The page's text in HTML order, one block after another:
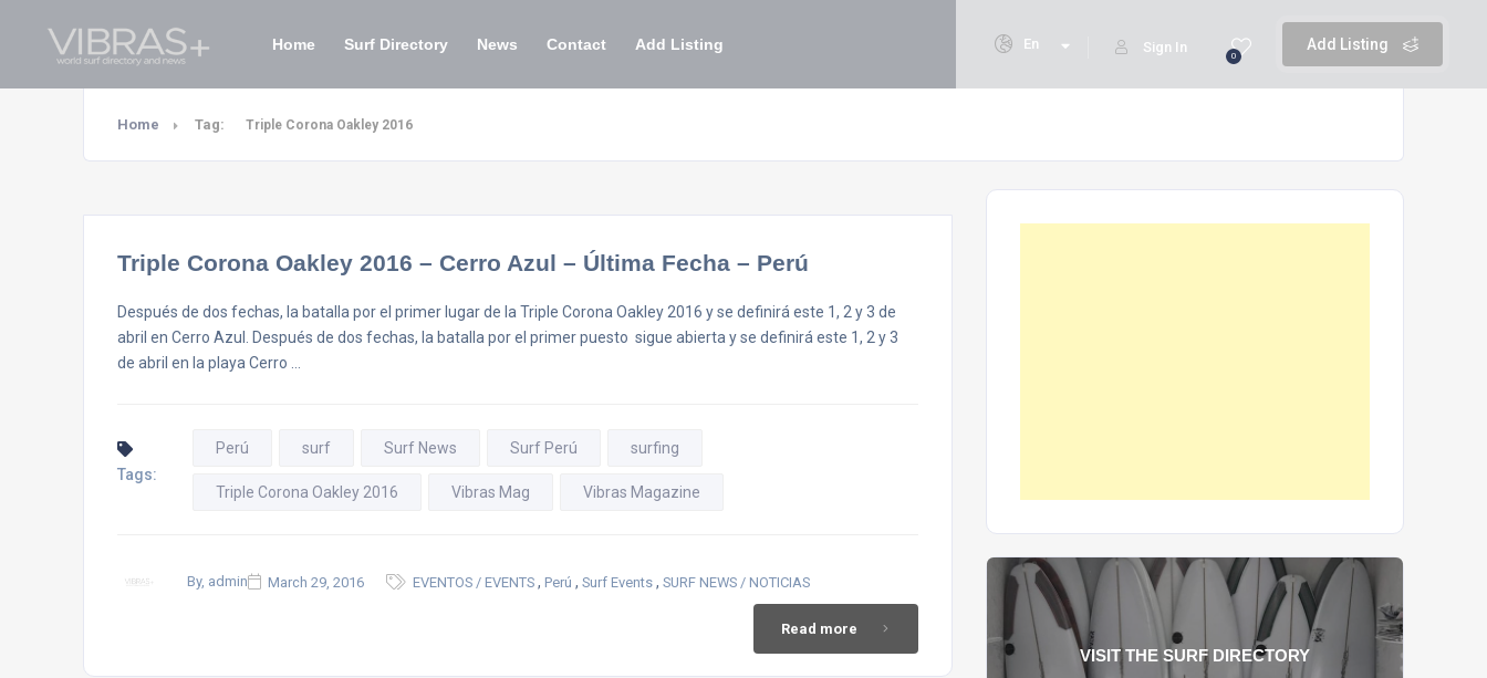
Add Listing
0
Sign In
En
Home Surf Directory News Contact Add Listing
Home Tag: Triple Corona Oakley 2016
Triple Corona Oakley 2016 – Cerro Azul – Última Fecha – Perú
Después de dos fechas, la batalla por el primer lugar de la Triple Corona Oakley 2016 y se definirá este 1, 2 y 3 de
abril en Cerro Azul. Después de dos fechas, la batalla por el primer puesto sigue abierta y se definirá este 1, 2 y 3
de abril en la playa Cerro …
Tags:
Perú surf Surf News Surf Perú surfing
Triple Corona Oakley 2016 Vibras Mag Vibras Magazine
By, admin March 29, 2016 EVENTOS / EVENTS , Perú , Surf Events , SURF NEWS / NOTICIAS
Read more
VISIT THE SURF DIRECTORY